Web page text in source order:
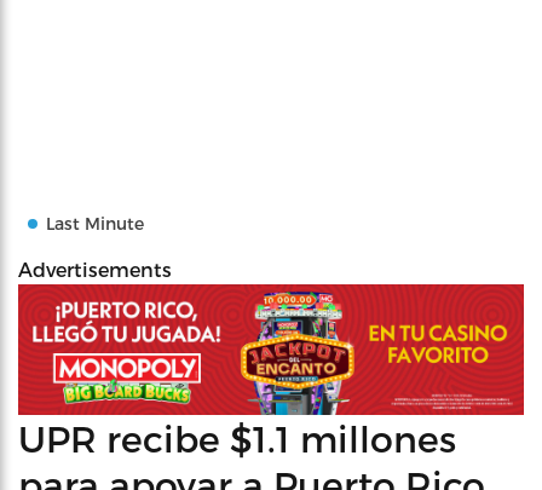
Last Minute
Advertisements
UPR recibe $1.1 millones